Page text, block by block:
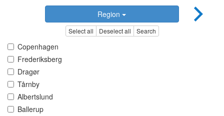
Region
Select all Deselect all Search
Copenhagen
Frederiksberg
Dragør
Tårnby
Albertslund
Ballerup